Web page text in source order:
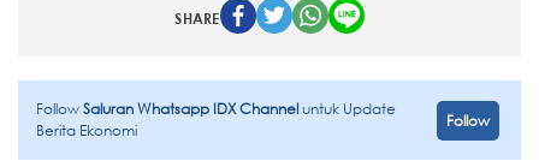
SHARE
FollowSaluran Whatsapp IDX Channeluntuk Update
Berita Ekonomi
Follow